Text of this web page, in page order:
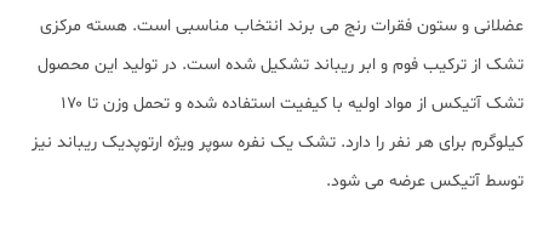
عضلانی و ستون فقرات رنج می برند انتخاب مناسبی است. هسته مرکزی
تشک از ترکیب فوم و ابر ریباند تشکیل شده است. در تولید این محصول
تشک آتیکس از مواد اولیه با کیفیت استفاده شده و تحمل وزن تا ۱۷۰
کیلوگرم برای هر نفر را دارد. تشک یک نفره سوپر ویژه ارتوپدیک ریباند نیز
توسط آتیکس عرضه می شود.